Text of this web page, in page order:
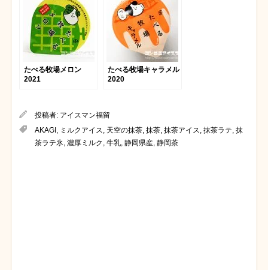
たべる牧場メロン
2021
たべる牧場キャラメル
2020
投稿者: アイスマン福留
AKAGI
ミルクアイス 天空の抹茶 抹茶 抹茶アイス 抹茶ラテ 抹
茶ラテ氷 濃厚ミルク 牛乳 静岡県産 静岡茶